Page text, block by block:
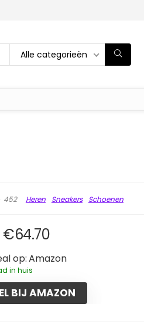
Alle categorieën
452 Heren Sneakers Schoenen
Oorspronkelijke prijs
€64.70Huidige prijs is:
op: Amazon
in huis
BIJ AMAZON